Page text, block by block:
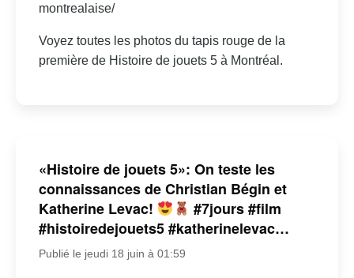
montrealaise/
Voyez toutes les photos du tapis rouge de la
première de Histoire de jouets 5 à Montréal.
«Histoire de jouets 5»: On teste les
connaissances de Christian Bégin et
Katherine Levac!
#7jours #film
#histoiredejouets5 #katherinelevac…
Publié le jeudi 18 juin à 01:59